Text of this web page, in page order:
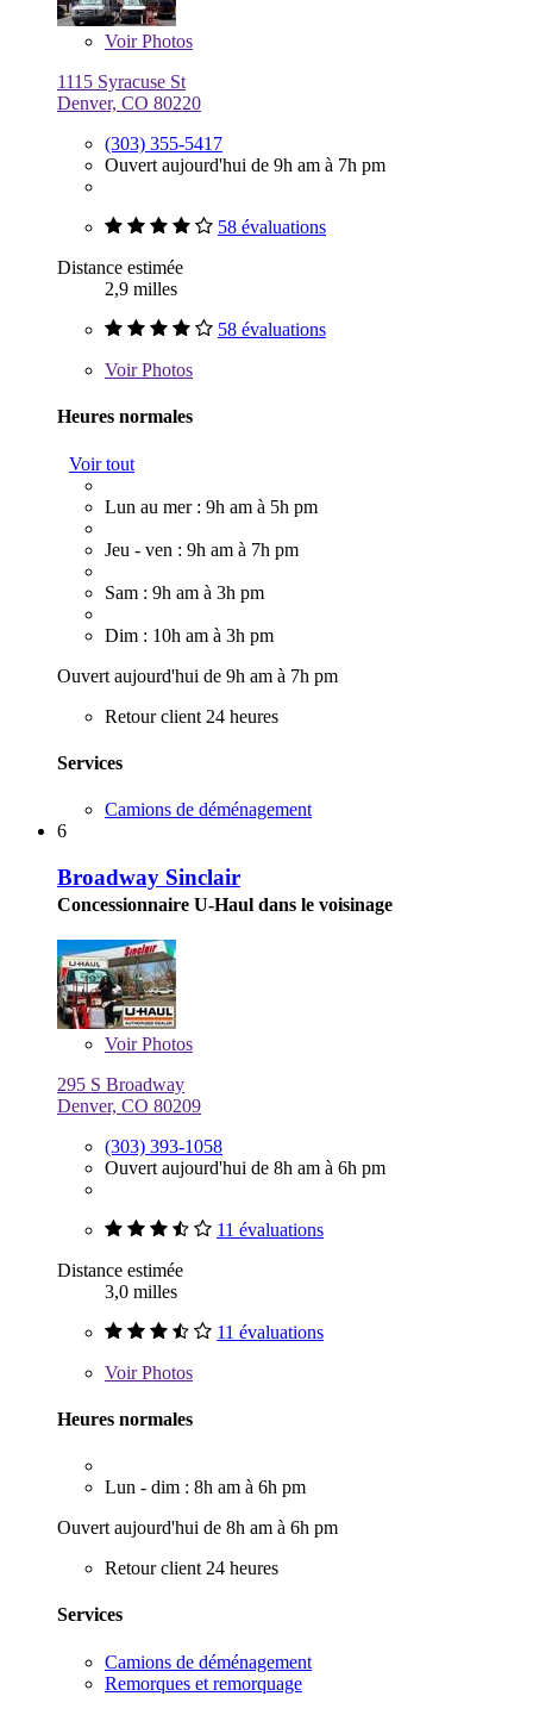
VoirPhotos
1115 Syracuse St
Denver, CO 80220
(303) 355-5417
Ouvert aujourd'hui de 9h am à 7h pm
58 évaluations
Distance estimée
2,9 milles
58 évaluations
VoirPhotos
Heures normales
Voir tout
Lun au mer : 9h am à 5h pm
Jeu - ven : 9h am à 7h pm
Sam : 9h am à 3h pm
Dim : 10h am à 3h pm
Ouvert aujourd'hui de 9h am à 7h pm
Retour client 24 heures
Services
Camions de déménagement
6
Broadway Sinclair
Concessionnaire U-Haul dans le voisinage
VoirPhotos
295 S Broadway
Denver, CO 80209
(303) 393-1058
Ouvert aujourd'hui de 8h am à 6h pm
11 évaluations
Distance estimée
3,0 milles
11 évaluations
VoirPhotos
Heures normales
Lun - dim : 8h am à 6h pm
Ouvert aujourd'hui de 8h am à 6h pm
Retour client 24 heures
Services
Camions de déménagement
Remorques et remorquage